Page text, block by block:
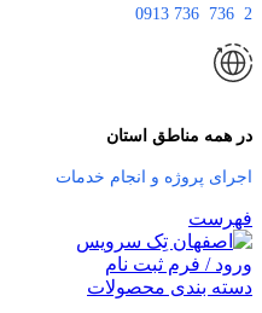
2 736 736 0913
در همه مناطق استان
اجرای پروژه و انجام خدمات
فهرست
ورود / فرم ثبت نام
دسته بندی محصولات